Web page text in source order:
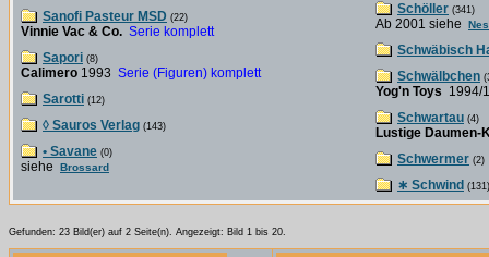
Sanofi Pasteur MSD (22)
Vinnie Vac & Co. Serie komplett
Sapori (8)
Calimero 1993 Serie (Figuren) komplett
Sarotti (12)
◊ Sauros Verlag (143)
• Savane (0)
siehe Brossard
Schöller (341)
Ab 2001 siehe
Schwäbisch
Schwälbchen
Yog'n Toys
Schwartau (4)
Lustige Daumen-
Schwermer (2)
∗ Schwind (131)
Gefunden: 23 Bild(er) auf 2 Seite(n). Angezeigt: Bild 1 bis 20.